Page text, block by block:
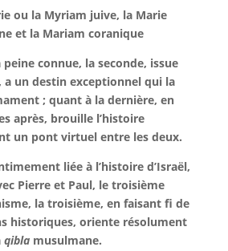
ou la Myriam juive, la Marie
et la Mariam coranique
connue, la seconde, issue
a un destin exceptionnel qui la
; quant à la dernière, en
après, brouille l’histoire
un pont virtuel entre les deux.
liée à l’histoire d’Israël,
Pierre et Paul, le troisième
la troisième, en faisant fi de
historiques, oriente résolument
qiblamusulmane.